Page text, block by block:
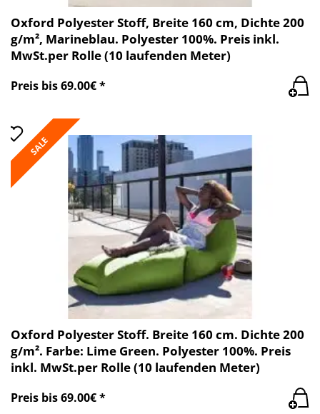
Oxford Polyester Stoff, Breite 160 cm, Dichte 200
g/m², Marineblau. Polyester 100%. Preis inkl.
MwSt.per Rolle (10 laufenden Meter)
Preis bis 69.00€ *
SALE
Oxford Polyester Stoff. Breite 160 cm. Dichte 200
g/m². Farbe: Lime Green. Polyester 100%. Preis
inkl. MwSt.per Rolle (10 laufenden Meter)
Preis bis 69.00€ *